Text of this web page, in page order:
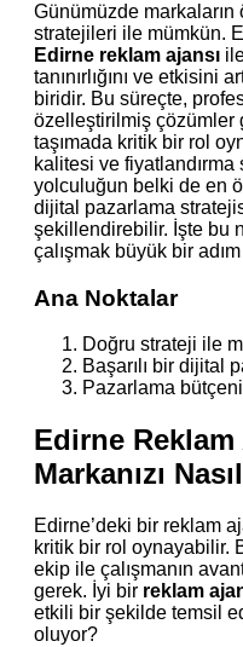
Günümüzde markaların
stratejileri ile mümkün.
Edirne reklam ajansı
tanınırlığını ve etkisini
biridir. Bu süreçte,
özelleştirilmiş çözümler
taşımada kritik bir rol
kalitesi ve
yolculuğun belki de en
dijital pazarlama
şekillendirebilir. İşte bu
çalışmak büyük bir adım
Ana Noktalar
Doğru strateji ile
Başarılı bir dijital
Pazarlama
Edirne Reklam
Markanızı
Edirne’deki bir reklam
kritik bir rol oynayabilir.
ekip ile çalışmanın
gerek. İyi bir reklam
etkili bir şekilde temsil
oluyor?